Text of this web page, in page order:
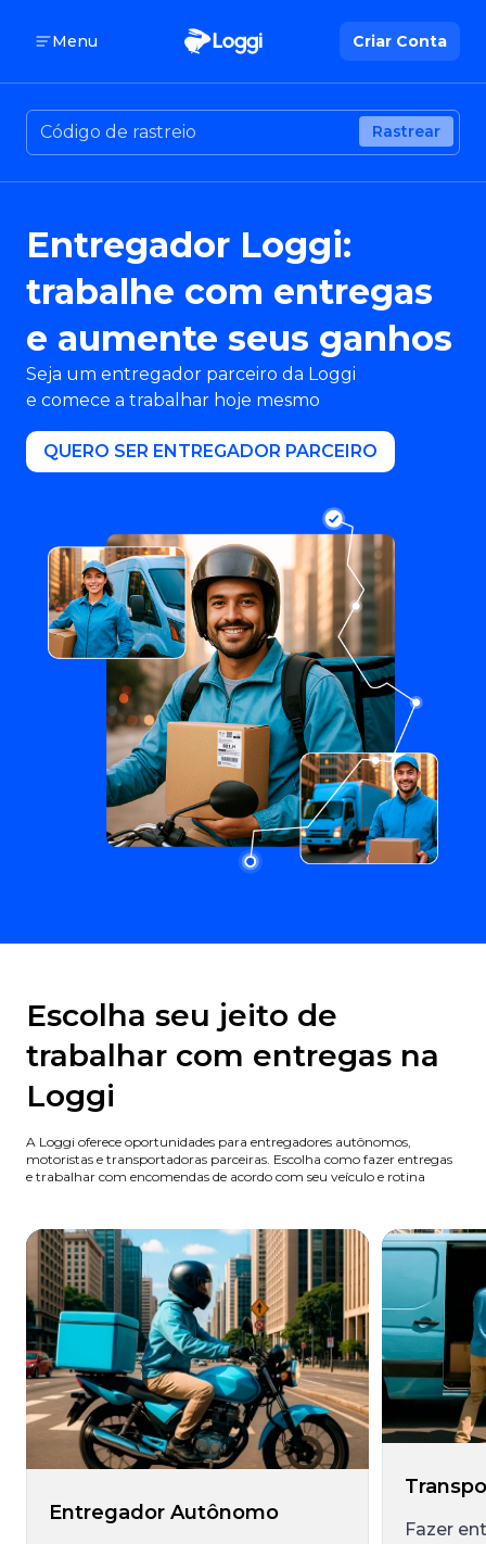
Menu Criar Conta
Rastrear
Entregador Loggi:
trabalhe com entregas
e aumente seus ganhos
Seja um entregador parceiro da Loggi
e comece a trabalhar hoje mesmo
ㅤㅤQUERO SER ENTREGADOR PARCEIROㅤㅤ
Escolha seu jeito de
trabalhar com entregas na
Loggi
A Loggi oferece oportunidades para entregadores autônomos,
motoristas e transportadoras parceiras. Escolha como fazer entregas
e trabalhar com encomendas de acordo com seu veículo e rotina
Entregador Autônomo
Fazer